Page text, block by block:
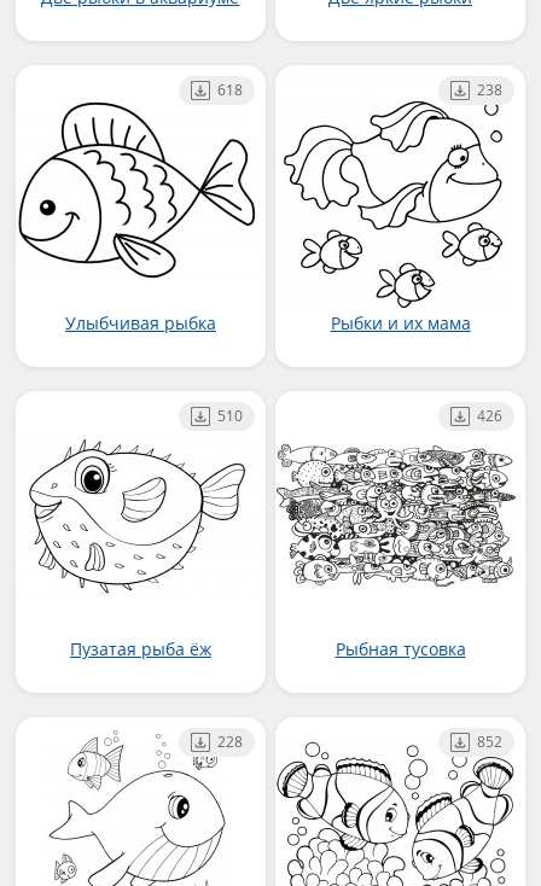
Улыбчивая рыбка
618
Рыбки и их мама
238
Пузатая рыба ёж
510
Рыбная тусовка
426
228 852